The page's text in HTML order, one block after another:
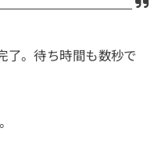
了。待ち時間も数秒で